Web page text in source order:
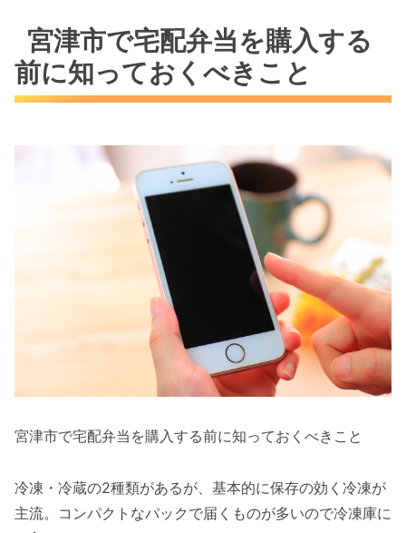
宮津市で宅配弁当を購入する
前に知っておくべきこと
宮津市で宅配弁当を購入する前に知っておくべきこと
冷凍・冷蔵の2種類があるが、基本的に保存の効く冷凍が
主流。コンパクトなパックで届くものが多いので冷凍庫に